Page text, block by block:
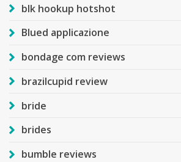
blk hookup hotshot
Blued applicazione
bondage com reviews
brazilcupid review
bride
brides
bumble reviews